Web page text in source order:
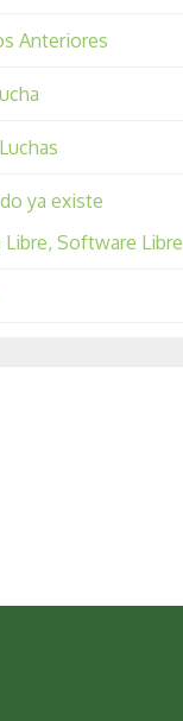
Anteriores
ya existe
Libre, Software Libre